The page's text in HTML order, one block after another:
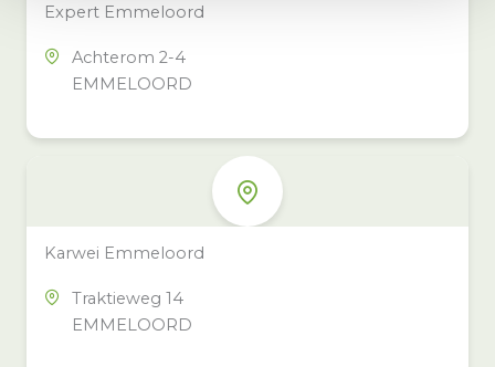
Expert Emmeloord
Achterom 2-4
EMMELOORD
Karwei Emmeloord
Traktieweg 14
EMMELOORD